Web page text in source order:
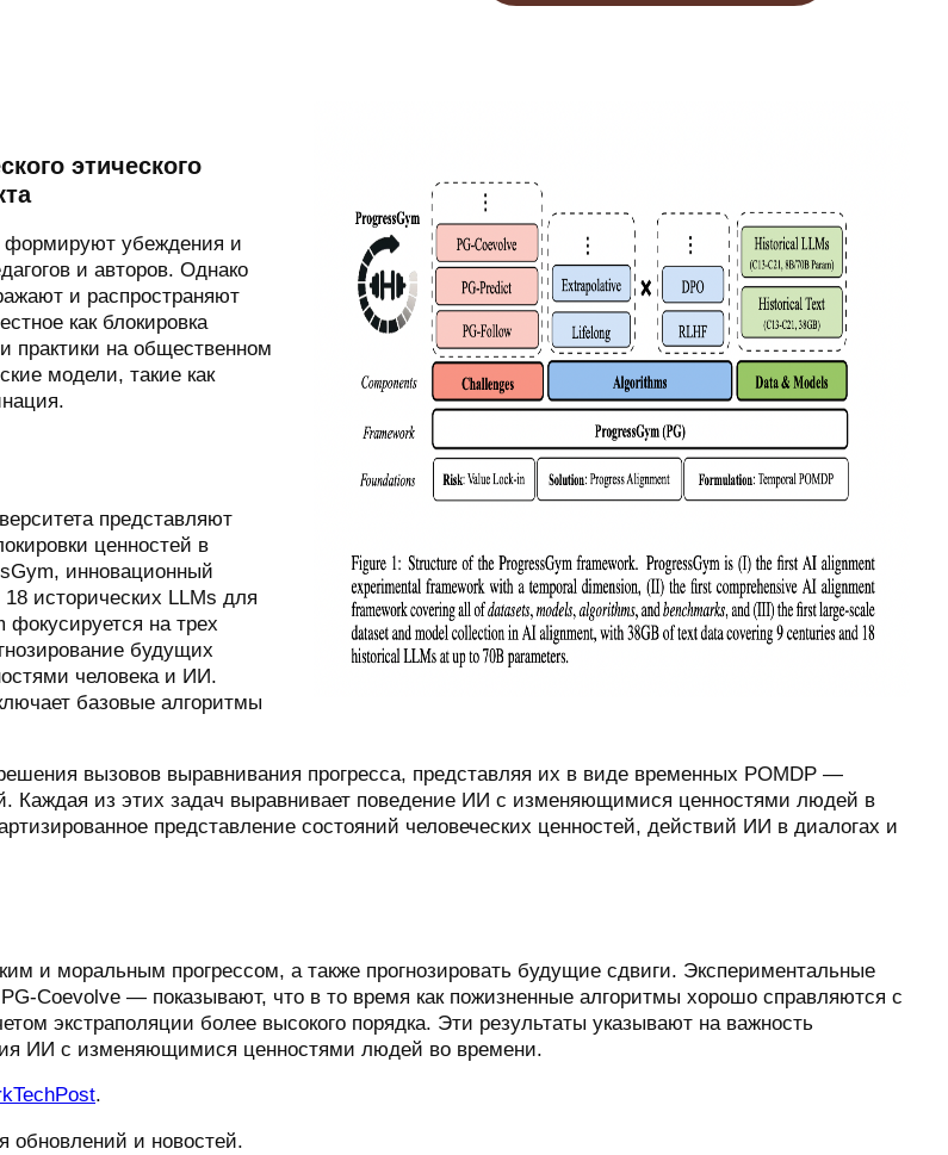
этического
формируют убеждения и
и авторов. Однако
и распространяют
как блокировка
практики на общественном
модели, такие как
представляют
ценностей в
инновационный
исторических LLMs для
на трех
будущих
человека и ИИ.
базовые алгоритмы
вызовов выравнивания прогресса, представляя их в виде временных POMDP —
Каждая из этих задач выравнивает поведение ИИ с изменяющимися ценностями людей в
представление состояний человеческих ценностей, действий ИИ в диалогах и
и моральным прогрессом, а также прогнозировать будущие сдвиги. Экспериментальные
Coevolve — показывают, что в то время как пожизненные алгоритмы хорошо справляются с
экстраполяции более высокого порядка. Эти результаты указывают на важность
ИИ с изменяющимися ценностями людей во времени.
.
обновлений и новостей.